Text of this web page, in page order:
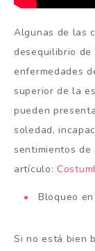
Algunas de las
desequilibrio
enfermedades
superior de la
pueden
soledad,
sentimientos
artículo:
Bloqueo
Si no está bien